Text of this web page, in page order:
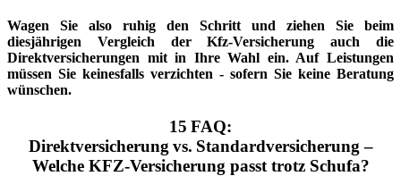
Wagen Sie also ruhig den Schritt und ziehen Sie beim
diesjährigen Vergleich der Kfz-Versicherung auch die
Direktversicherungen mit in Ihre Wahl ein. Auf Leistungen
müssen Sie keinesfalls verzichten - sofern Sie keine Beratung
wünschen.
15 FAQ:
Direktversicherung vs. Standardversicherung –
Welche KFZ‑Versicherung passt trotz Schufa?